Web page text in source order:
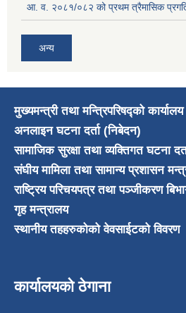
आ. व. २०८१/०८२ को प्रथम त्रैमासिक
अन्य
मुख्यमन्त्री तथा मन्त्रिपरिषद्को कार्यालय
अनलाइन घटना दर्ता (निबेदन)
सामाजिक सुरक्षा तथा व्यक्तिगत घटना
संघीय मामिला तथा सामान्य प्रशासन
राष्ट्रिय परिचयपत्र तथा पञ्जीकरण
गृह मन्त्रालय
स्थानीय तहहरुकोको वेवसाईटको विवरण
कार्यालयको ठेगाना